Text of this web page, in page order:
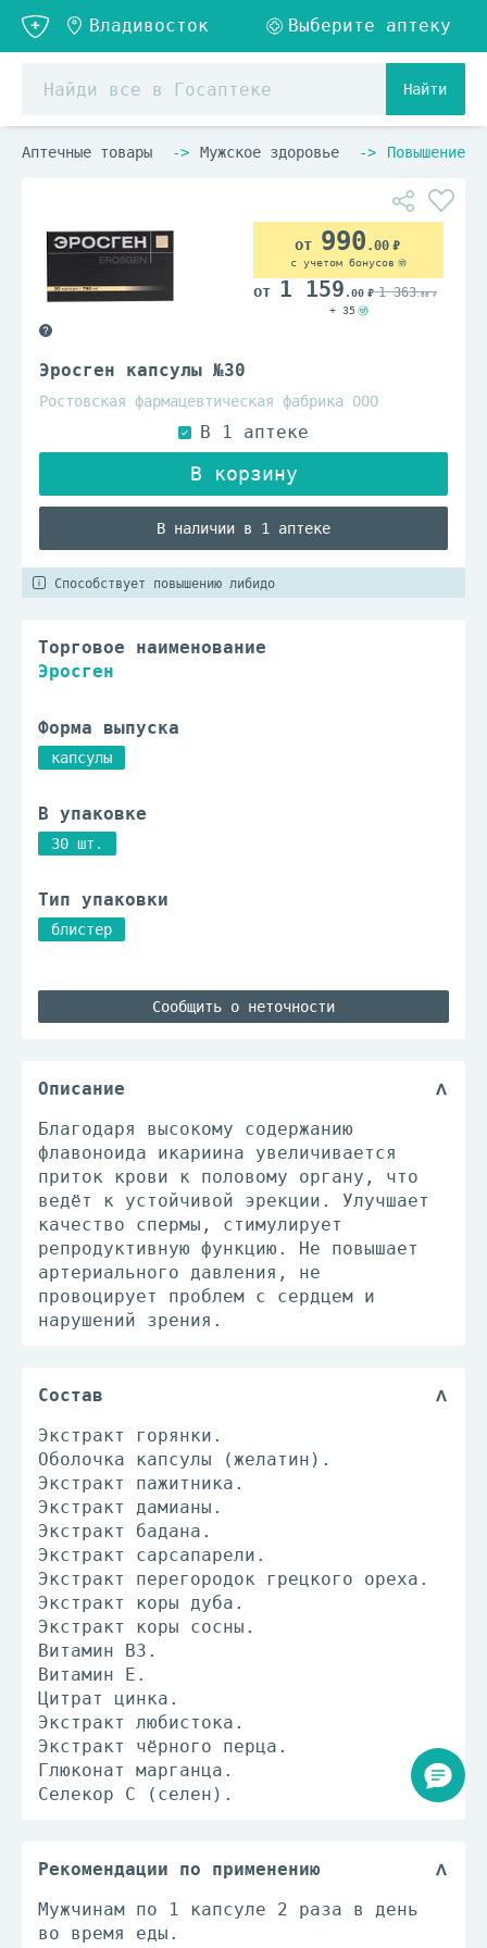
Найти
Аптечные товары Мужское здоровье Повышение
Эросген капсулы №30
Ростовская фармацевтическая фабрика ООО
В наличии в 1 аптеке
990 .00
с учетом бонусов
1 159 .00 1 363.00
+ 35
Способствует повышению либидо
Торговое наименование
Эросген
Форма выпуска
капсулы
В упаковке
30 шт.
Тип упаковки
блистер
Сообщить о неточности
Описание
Благодаря высокому содержанию
флавоноида икариина увеличивается
приток крови к половому органу, что
ведёт к устойчивой эрекции. Улучшает
качество спермы, стимулирует
репродуктивную функцию. Не повышает
артериального давления, не
провоцирует проблем с сердцем и
нарушений зрения.
Состав
Экстракт горянки.
Оболочка капсулы (желатин).
Экстракт пажитника.
Экстракт дамианы.
Экстракт бадана.
Экстракт сарсапарели.
Экстракт перегородок грецкого ореха.
Экстракт коры дуба.
Экстракт коры сосны.
Витамин В3.
Витамин Е.
Цитрат цинка.
Экстракт любистока.
Экстракт чёрного перца.
Глюконат марганца.
Селекор С (селен).
Рекомендации по применению
Мужчинам по 1 капсуле 2 раза в день
во время еды.